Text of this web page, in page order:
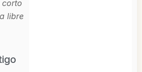
corto
libre